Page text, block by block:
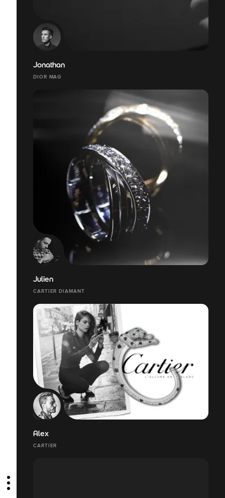
Jonathan
DIOR MAG
Julien
CARTIER DIAMANT
Alex
CARTIER